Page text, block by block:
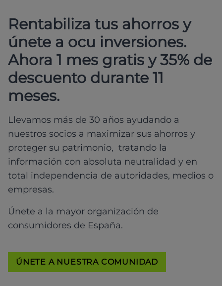
Rentabiliza tus ahorros y
únete a ocu inversiones.
Ahora 1 mes gratis y 35% de
descuento durante 11
meses.
Llevamos más de 30 años ayudando a
nuestros socios a maximizar sus ahorros y
proteger su patrimonio, tratando la
información con absoluta neutralidad y en
total independencia de autoridades, medios o
empresas.
Únete a la mayor organización de
consumidores de España.
ÚNETE A NUESTRA COMUNIDAD